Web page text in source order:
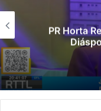
PR Horta